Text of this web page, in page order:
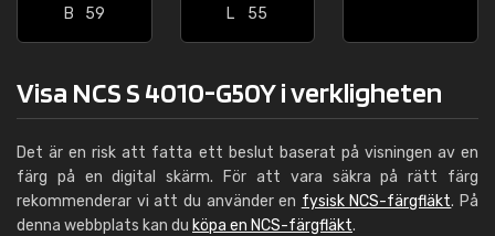
B
59
L
55
Visa NCS S 4010-G50Y i verkligheten
Det är en risk att fatta ett beslut baserat på visningen av en
färg på en digital skärm. För att vara säkra på rätt färg
rekommenderar vi att du använder en fysisk NCS-färgfläkt. På
denna webbplats kan du köpa en NCS-färgfläkt.